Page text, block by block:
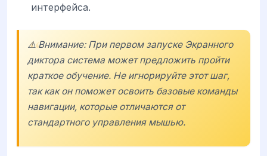
интерфейса.
⚠️ Внимание: При первом запуске Экранного
диктора система может предложить пройти
краткое обучение. Не игнорируйте этот шаг,
так как он поможет освоить базовые команды
навигации, которые отличаются от
стандартного управления мышью.